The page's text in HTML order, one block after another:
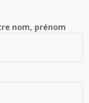
nom, prénom